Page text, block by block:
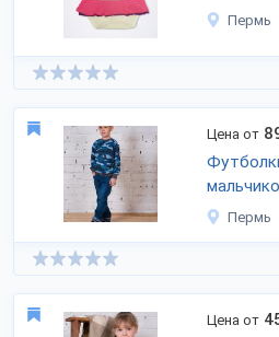
Пермь
Цена от
Пермь
Цена от